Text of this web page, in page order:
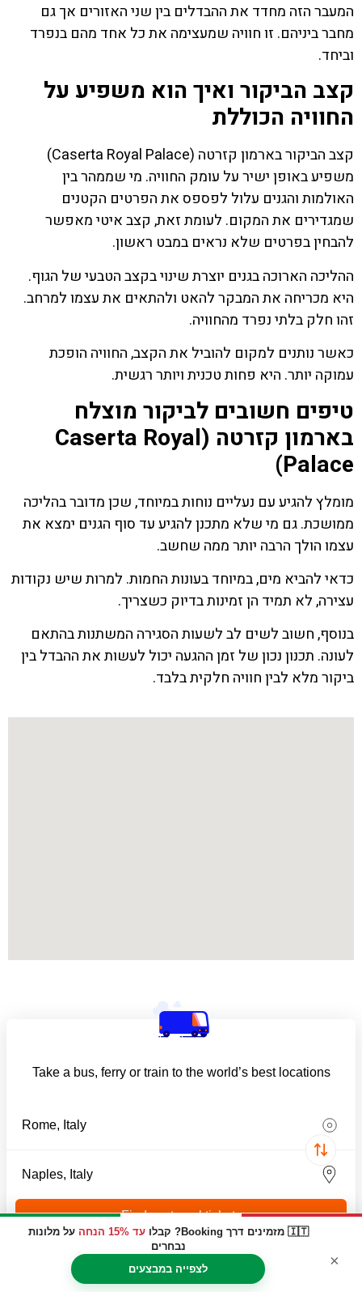
🇮🇹 מזמינים דרך Booking? קבלו עד 15% הנחה
על מלונות
נבחרים
לצפייה במבצעים
×
המעבר הזה מחדד את ההבדלים בין שני האזורים אך גם
מחבר ביניהם. זו חוויה שמעצימה את כל אחד מהם בנפרד
וביחד.
קצב הביקור ואיך הוא משפיע על
החוויה הכוללת
קצב הביקור בארמון קזרטה (Caserta Royal Palace)
משפיע באופן ישיר על עומק החוויה. מי שממהר בין
האולמות והגנים עלול לפספס את הפרטים הקטנים
שמגדירים את המקום. לעומת זאת, קצב איטי מאפשר
להבחין בפרטים שלא נראים במבט ראשון.
ההליכה הארוכה בגנים יוצרת שינוי בקצב הטבעי של הגוף.
היא מכריחה את המבקר להאט ולהתאים את עצמו למרחב.
זהו חלק בלתי נפרד מהחוויה.
כאשר נותנים למקום להוביל את הקצב, החוויה הופכת
עמוקה יותר. היא פחות טכנית ויותר רגשית.
טיפים חשובים לביקור מוצלח
בארמון קזרטה (Caserta Royal
Palace)
מומלץ להגיע עם נעליים נוחות במיוחד, שכן מדובר בהליכה
ממושכת. גם מי שלא מתכנן להגיע עד סוף הגנים ימצא את
עצמו הולך הרבה יותר ממה שחשב.
כדאי להביא מים, במיוחד בעונות החמות. למרות שיש נקודות
עצירה, לא תמיד הן זמינות בדיוק כשצריך.
בנוסף, חשוב לשים לב לשעות הסגירה המשתנות בהתאם
לעונה. תכנון נכון של זמן ההגעה יכול לעשות את ההבדל בין
ביקור מלא לבין חוויה חלקית בלבד.
Take a bus, ferry or train to the world’s best locations
Find my travel tickets